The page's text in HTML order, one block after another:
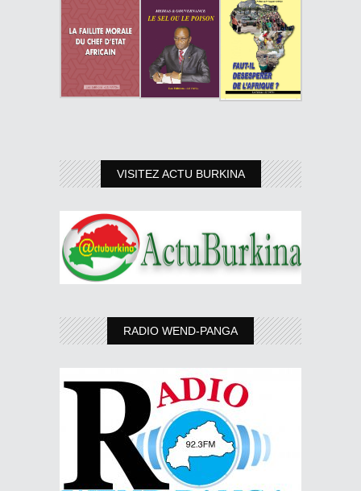
VISITEZ ACTU BURKINA
RADIO WEND-PANGA